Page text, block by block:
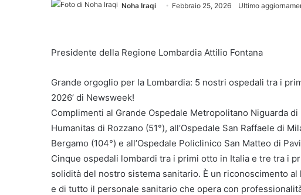
Noha Iraqi Febbraio 25, 2026 Ultimo
Presidente della Regione Lombardia Attilio Fontana
Grande orgoglio per la Lombardia: 5 nostri ospedali tra i
2026’ di Newsweek!
Complimenti al Grande Ospedale Metropolitano Niguarda
Humanitas di Rozzano (51°), all’Ospedale San Raffaele di
Bergamo (104°) e all’Ospedale Policlinico San Matteo di
Cinque ospedali lombardi tra i primi otto in Italia e tre tra i
solidità del nostro sistema sanitario. È un riconoscimento
e di tutto il personale sanitario che opera con